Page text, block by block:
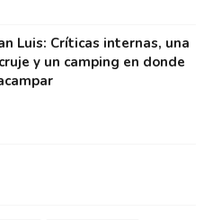
Luis: Críticas internas, una
y un camping en donde